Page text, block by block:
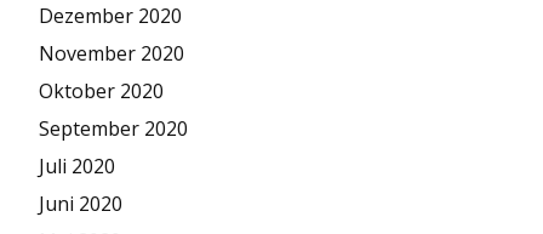
Dezember 2020
November 2020
Oktober 2020
September 2020
Juli 2020
Juni 2020